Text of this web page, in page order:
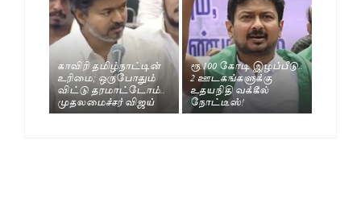
காவிரி தமிழ்நாட்டின்
உரிமை; ஒருபோதும்
விட்டு தரமாட்டோம்..
முதலமைச்சர் விஜய்
ரூ.100 கோடி இழப்பீடு..
2 ஊடகங்களுக்கு
உதயநிதி வக்கீல்
நோட்டீஸ்!